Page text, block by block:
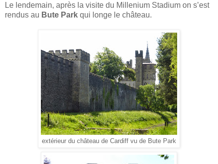
Le lendemain, après la visite du Millenium Stadium on s’est
rendus au Bute Park qui longe le château.
extérieur du château de Cardiff vu de Bute Park